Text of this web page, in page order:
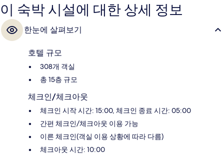
이 숙박 시설에 대한 상세 정보
한눈에 살펴보기
호텔 규모
308개 객실
총 15층 규모
체크인/체크아웃
체크인 시작 시간: 15:00, 체크인 종료 시간: 05:00
간편 체크인/체크아웃 이용 가능
이른 체크인(객실 이용 상황에 따라 다름)
체크아웃 시간: 10:00